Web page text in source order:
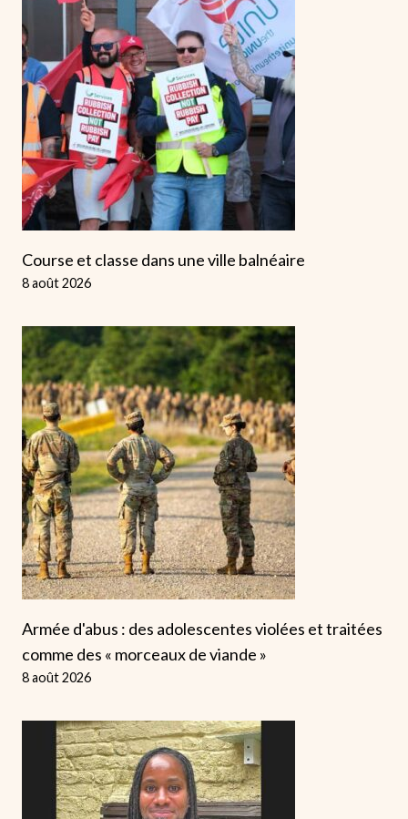
Course et classe dans une ville balnéaire
8 août 2026
Armée d'abus : des adolescentes violées et traitées
comme des « morceaux de viande »
8 août 2026